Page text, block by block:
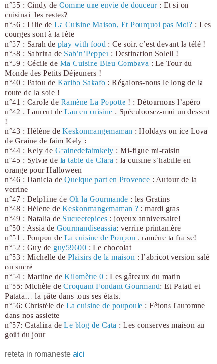
n°35 : Cindy de Comme une envie de douceur : Et si on
cuisinait les restes?
n°36 : Lilie de La Cuisine Maison, Et Pourquoi pas Moi? : Les
courges sont à la fête
n°37 : Sarah de play with food : Ce soir, c’est devant la télé !
n°38 : Sabrina de Sab’n’Pepper : Destination Soleil !
n°39 : Cécile de Ma Cuisine Bleu Combava : Le Tour du
Monde des Petits Déjeuners !
n°40 : Patou de Karibo Sakafo : Régalons-nous le long de la
route de la soie !
n°41 : Carole de Ramène La Popotte ! : Détournons l’apéro
n°42 : Laurent de Lau en cuisine : Spéculoosez-moi un dessert
!
n°43 : Hélène de Keskonmangemaman : Holdays on ice Lova
de Graine de faim Kely :
n°44 : Kely de Grainedefaimkely : Mi-figue mi-raisin
n°45 : Sylvie de la table de Clara : la cuisine s’habille en
orange pour Halloween
n°46 : Daniela de Quelque part en Provence : Autour de la
verrine
n°47 : Delphine de Oh la Gourmande : les Gratins
n°48 : Hélène de Keskonmangemaman ? : mardi gras
n°49 : Natalia de Sucreetepices : joyeux anniversaire!
n°50 : Assia de Gourmandiseassia: verrine printanière
n°51 : Ponpon de La cuisine de Ponpon : ramène ta fraise!
n°52 : Guy de guy59600 : Le chocolat
n°53 : Michelle de Plaisirs de la maison : l’abricot version salé
ou sucré
n°54 : Martine de Kilomètre 0 : Les gâteaux du matin
n°55: Michèle de Croquant Fondant Gourmand: Et Patati et
Patata… la pâte dans tous ses états.
n°56: Christèle de La cuisine de poupoule : Fêtons l'automne
dans nos assiette
n°57: Catalina de Le blog de Cata : Les conserves maison au
goût du jour
reteta in romaneste aici